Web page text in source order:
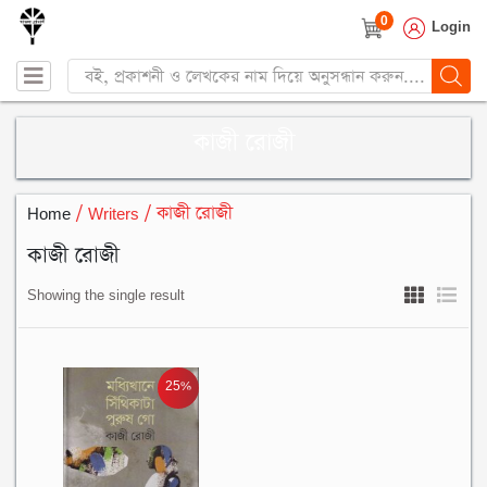
0 Login
Products
search
Home / Writers / কাজী রোজী
কাজী রোজী
Showing the single result
25%